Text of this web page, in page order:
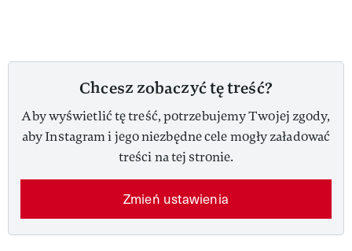
Chcesz zobaczyć tę treść?
Aby wyświetlić tę treść, potrzebujemy Twojej zgody,
aby Instagram i jego niezbędne cele mogły załadować
treści na tej stronie.
Zmień ustawienia